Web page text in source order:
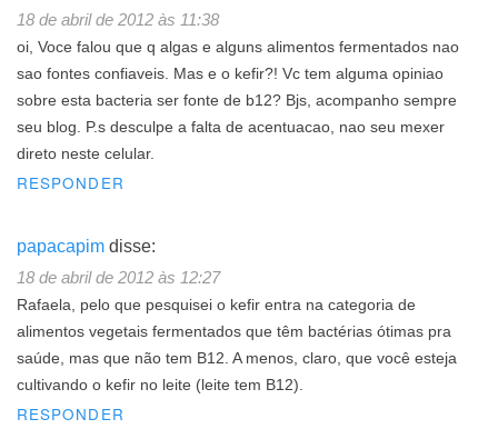
18 de abril de 2012 às 11:38
oi, Voce falou que q algas e alguns alimentos fermentados nao
sao fontes confiaveis. Mas e o kefir?! Vc tem alguma opiniao
sobre esta bacteria ser fonte de b12? Bjs, acompanho sempre
seu blog. P.s desculpe a falta de acentuacao, nao seu mexer
direto neste celular.
RESPONDER
papacapim disse:
18 de abril de 2012 às 12:27
Rafaela, pelo que pesquisei o kefir entra na categoria de
alimentos vegetais fermentados que têm bactérias ótimas pra
saúde, mas que não tem B12. A menos, claro, que você esteja
cultivando o kefir no leite (leite tem B12).
RESPONDER